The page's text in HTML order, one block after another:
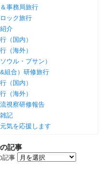
事務局旅行
ック旅行
介
（国内）
（海外）
ウル・プサン）
組合）研修旅行
（国内）
（海外）
視察研修報告
記
気を応援します
記事
記事